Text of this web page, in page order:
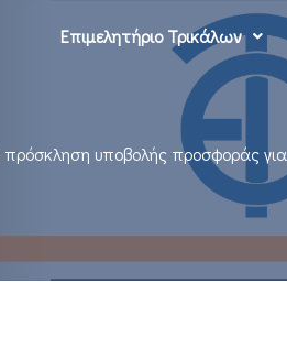
Επιμελητήριο Τρικάλων
πρόσκληση υποβολής προσφοράς